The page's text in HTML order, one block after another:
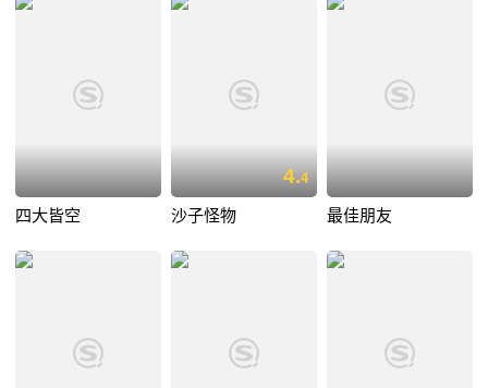
四大皆空
4.4
沙子怪物 最佳朋友